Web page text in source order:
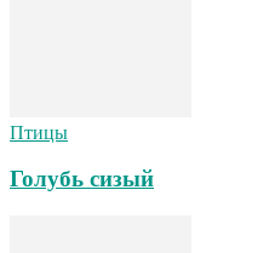
Птицы
Голубь сизый